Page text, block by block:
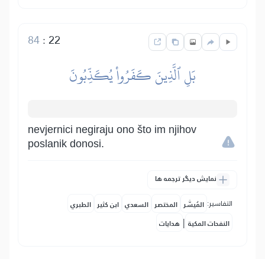
22
:
84
بَلِ ٱلَّذِينَ كَفَرُواْ يُكَذِّبُونَ
nevjernici negiraju ono što im njihov
poslanik donosi.
نمایش دیگر ترجمه ها
التفاسير: المُيسَّر المختصر السعدي ابن كثير الطبري
النفحات المكية | هدايات